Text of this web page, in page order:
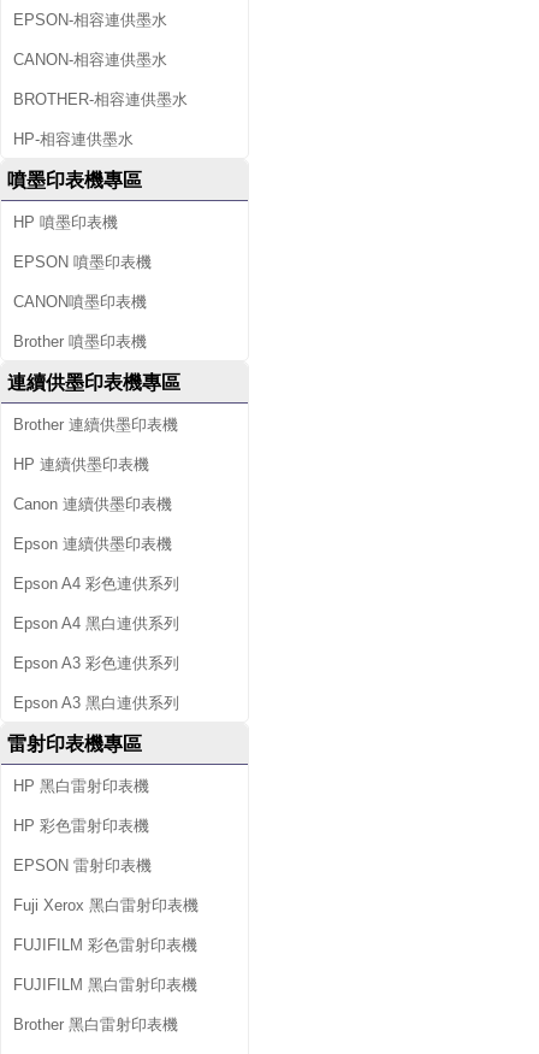
EPSON-相容連供墨水
CANON-相容連供墨水
BROTHER-相容連供墨水
HP-相容連供墨水
噴墨印表機專區
HP 噴墨印表機
EPSON 噴墨印表機
CANON噴墨印表機
Brother 噴墨印表機
連續供墨印表機專區
Brother 連續供墨印表機
HP 連續供墨印表機
Canon 連續供墨印表機
Epson 連續供墨印表機
Epson A4 彩色連供系列
Epson A4 黑白連供系列
Epson A3 彩色連供系列
Epson A3 黑白連供系列
雷射印表機專區
HP 黑白雷射印表機
HP 彩色雷射印表機
EPSON 雷射印表機
Fuji Xerox 黑白雷射印表機
FUJIFILM 彩色雷射印表機
FUJIFILM 黑白雷射印表機
Brother 黑白雷射印表機